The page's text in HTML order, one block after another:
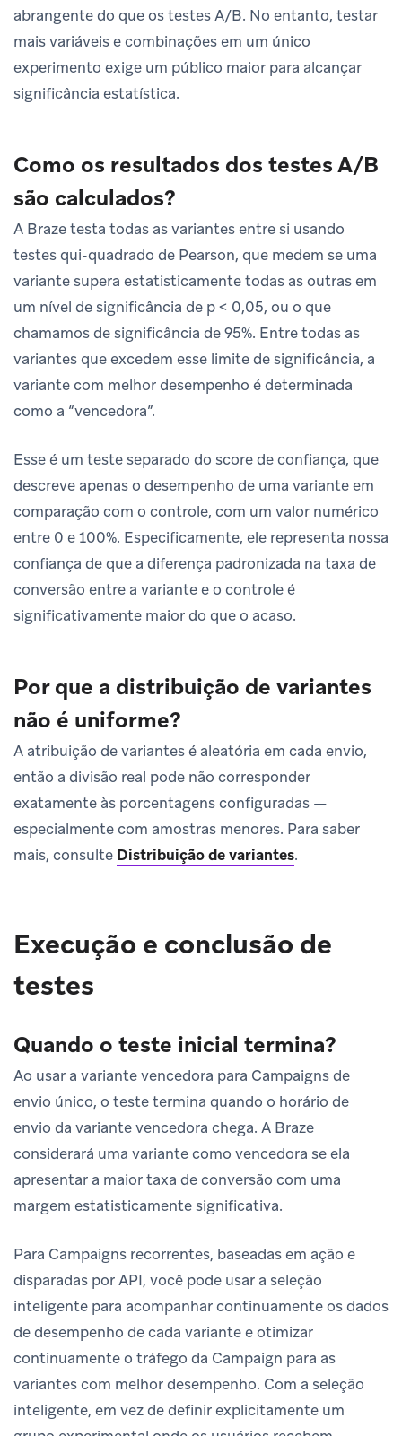
abrangente do que os testes A/B. No entanto, testar
mais variáveis e combinações em um único
experimento exige um público maior para alcançar
significância estatística.
Como os resultados dos testes A/B
são calculados?
A Braze testa todas as variantes entre si usando
testes qui-quadrado de Pearson, que medem se uma
variante supera estatisticamente todas as outras em
um nível de significância de p < 0,05, ou o que
chamamos de significância de 95%. Entre todas as
variantes que excedem esse limite de significância, a
variante com melhor desempenho é determinada
como a “vencedora”.
Esse é um teste separado do score de confiança, que
descreve apenas o desempenho de uma variante em
comparação com o controle, com um valor numérico
entre 0 e 100%. Especificamente, ele representa nossa
confiança de que a diferença padronizada na taxa de
conversão entre a variante e o controle é
significativamente maior do que o acaso.
Por que a distribuição de variantes
não é uniforme?
A atribuição de variantes é aleatória em cada envio,
então a divisão real pode não corresponder
exatamente às porcentagens configuradas —
especialmente com amostras menores. Para saber
mais, consulte Distribuição de variantes.
Execução e conclusão de
testes
Quando o teste inicial termina?
Ao usar a variante vencedora para Campaigns de
envio único, o teste termina quando o horário de
envio da variante vencedora chega. A Braze
considerará uma variante como vencedora se ela
apresentar a maior taxa de conversão com uma
margem estatisticamente significativa.
Para Campaigns recorrentes, baseadas em ação e
disparadas por API, você pode usar a seleção
inteligente para acompanhar continuamente os dados
de desempenho de cada variante e otimizar
continuamente o tráfego da Campaign para as
variantes com melhor desempenho. Com a seleção
inteligente, em vez de definir explicitamente um